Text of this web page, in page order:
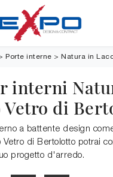
Porte interne >Natura in
interni
Vetro di
a battente design
Vetro di Bertolotto potrai
progetto d'arredo.